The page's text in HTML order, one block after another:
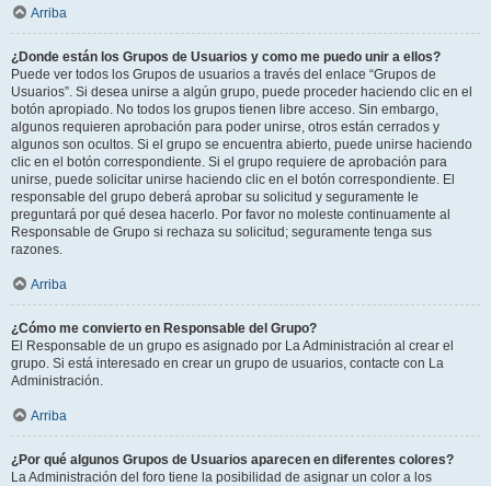
Arriba
¿Donde están los Grupos de Usuarios y como me puedo unir a ellos?
Puede ver todos los Grupos de usuarios a través del enlace “Grupos de
Usuarios”. Si desea unirse a algún grupo, puede proceder haciendo clic en el
botón apropiado. No todos los grupos tienen libre acceso. Sin embargo,
algunos requieren aprobación para poder unirse, otros están cerrados y
algunos son ocultos. Si el grupo se encuentra abierto, puede unirse haciendo
clic en el botón correspondiente. Si el grupo requiere de aprobación para
unirse, puede solicitar unirse haciendo clic en el botón correspondiente. El
responsable del grupo deberá aprobar su solicitud y seguramente le
preguntará por qué desea hacerlo. Por favor no moleste continuamente al
Responsable de Grupo si rechaza su solicitud; seguramente tenga sus
razones.
Arriba
¿Cómo me convierto en Responsable del Grupo?
El Responsable de un grupo es asignado por La Administración al crear el
grupo. Si está interesado en crear un grupo de usuarios, contacte con La
Administración.
Arriba
¿Por qué algunos Grupos de Usuarios aparecen en diferentes colores?
La Administración del foro tiene la posibilidad de asignar un color a los